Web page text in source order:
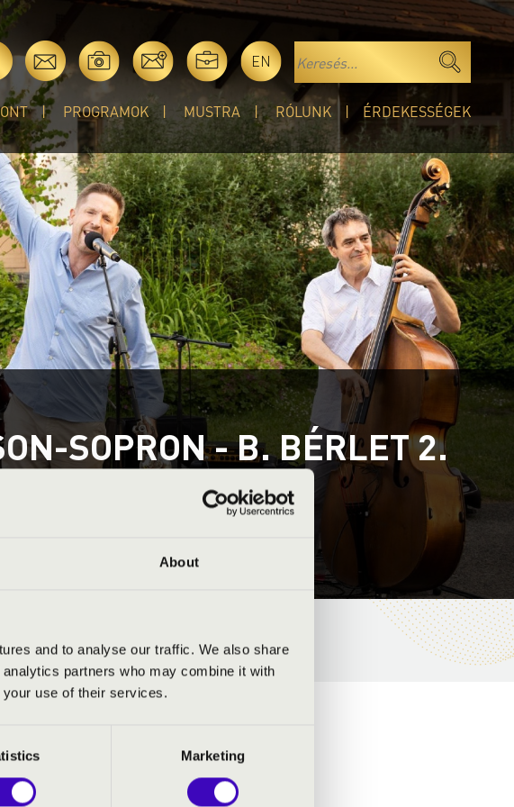
About
and to analyse our traffic. We also share
partners who may combine it with
your use of their services.
Marketing
EN
PROGRAMOK MUSTRA RÓLUNK ÉRDEKESSÉGEK
SOPRON - B. BÉRLET 2.